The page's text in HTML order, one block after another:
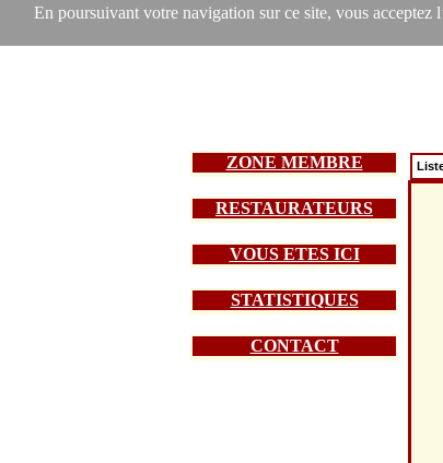
En poursuivant votre navigation sur ce site, vous acceptez
ZONE MEMBRE
RESTAURATEURS
VOUS ETES ICI
STATISTIQUES
CONTACT